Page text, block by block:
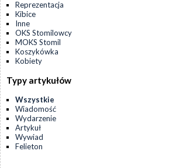
Reprezentacja
Kibice
Inne
OKS Stomilowcy
MOKS Stomil
Koszykówka
Kobiety
Typy artykułów
Wszystkie
Wiadomość
Wydarzenie
Artykuł
Wywiad
Felieton